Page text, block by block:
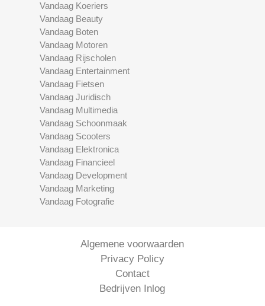
Vandaag Koeriers
Vandaag Beauty
Vandaag Boten
Vandaag Motoren
Vandaag Rijscholen
Vandaag Entertainment
Vandaag Fietsen
Vandaag Juridisch
Vandaag Multimedia
Vandaag Schoonmaak
Vandaag Scooters
Vandaag Elektronica
Vandaag Financieel
Vandaag Development
Vandaag Marketing
Vandaag Fotografie
Algemene voorwaarden
Privacy Policy
Contact
Bedrijven Inlog